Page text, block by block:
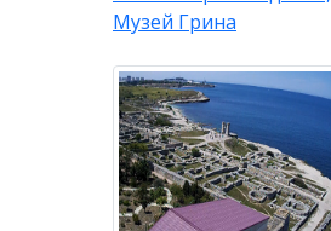
Музей Грина